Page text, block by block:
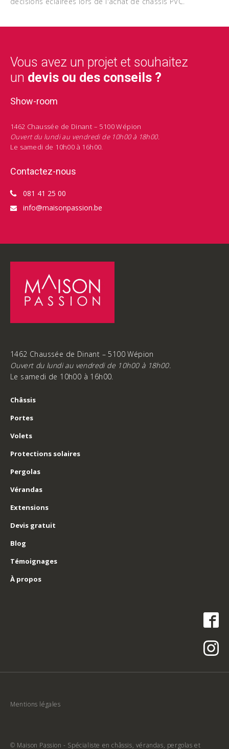
Vous avez un projet et souhaitez
un devis ou des conseils ?
Show-room
1462 Chaussée de Dinant – 5100 Wépion
Ouvert du lundi au vendredi de 10h00 à 18h00.
Le samedi de 10h00 à 16h00.
Contactez-nous
081 41 25 00
info@maisonpassion.be
1462 Chaussée de Dinant – 5100 Wépion
Ouvert du lundi au vendredi de 10h00 à 18h00.
Le samedi de 10h00 à 16h00.
Châssis
Portes
Volets
Protections solaires
Pergolas
Vérandas
Extensions
Devis gratuit
Blog
Témoignages
À propos
Mentions légales
© Maison Passion - Spécialiste en châssis, vérandas, pergolas et